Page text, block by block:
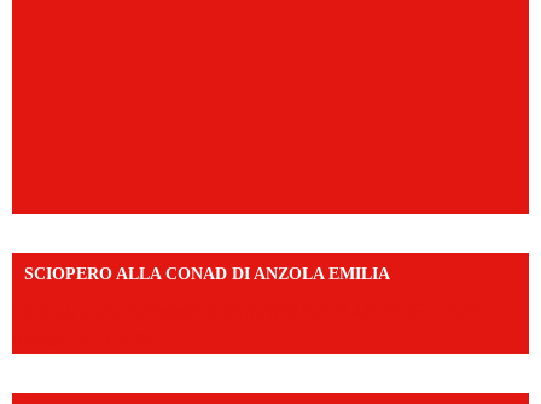
SCIOPERO ALLA CONAD DI ANZOLA EMILIA